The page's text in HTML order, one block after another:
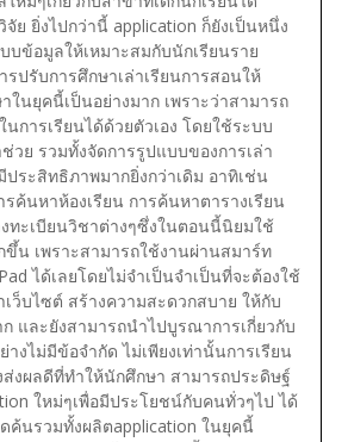
ย ยิ่งไปกว่านี้ application ก็ยังเป็นหนึ่ง
บข้อมูลให้เหมาะสมกับนักเรียนราย
ปรับการศึกษาเล่าเรียนการสอนให้
ในยุคนี้เป็นอย่างมาก เพราะว่าสามารถ
นการเรียนได้ด้วยตัวเอง โดยใช้ระบบ
วย รวมทั้งจัดการรูปแบบของการเล่า
ประสิทธิภาพมากยิ่งกว่าเดิม อาทิเช่น
รค้นหาห้องเรียน การค้นหาตารางเรียน
ทะเบียนวิชาต่างๆซึ่งในตอนนี้นิยมใช้
น เพราะสามารถใช้งานผ่านสมาร์ท
ได้เลยโดยไม่จำเป็นจำเป็นที่จะต้องใช้
เว็บไซต์ สร้างความสะดวกสบาย ให้กับ
ก และยังสามารถนำไปบูรณาการเกี่ยวกับ
งไม่มีข้อจำกัด ไม่เพียงเท่านั้นการเรียน
ส่งผลดีที่ทำให้นักศึกษา สามารถประดิษฐ์
ใหม่ๆเพื่อมีประโยชน์กับคนทั่วๆไป ได้
ค้นรวมทั้งผลิตapplication ในยุคนี้